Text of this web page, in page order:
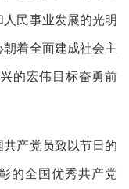
民事业发展的光明
着全面建成社会主
的宏伟目标奋勇前
产党员致以节日的
的全国优秀共产党